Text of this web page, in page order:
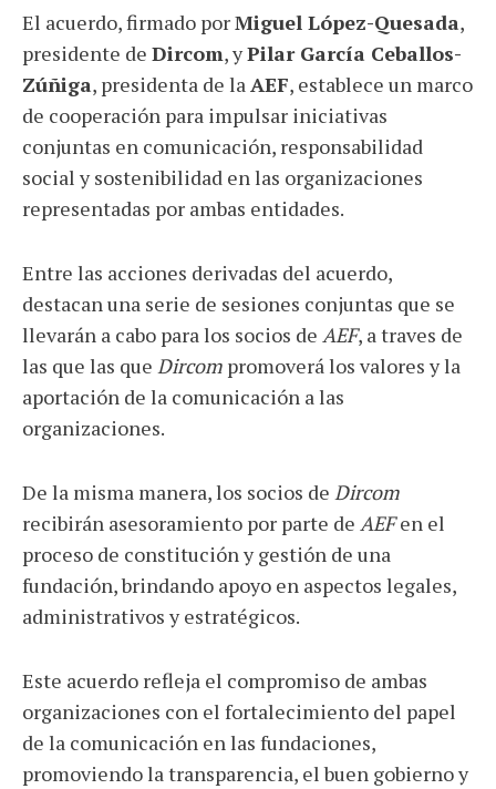
El acuerdo, firmado porMiguel López-Quesada,
presidente de Dircom, yPilar García Ceballos-
Zúñiga, presidenta de la AEF, establece un marco
de cooperación para impulsar iniciativas
conjuntas en comunicación, responsabilidad
social y sostenibilidad en las organizaciones
representadas por ambas entidades.
Entre las acciones derivadas del acuerdo,
destacan una serie de sesiones conjuntas que se
llevarán a cabo para los socios de AEF, a traves de
las que las que Dircom promoverá los valores y la
aportación de la comunicación a las
organizaciones.
De la misma manera, los socios de Dircom
recibirán asesoramiento por parte de AEFen el
proceso de constitución y gestión de una
fundación, brindando apoyo en aspectos legales,
administrativos y estratégicos.
Este acuerdo refleja el compromiso de ambas
organizaciones con el fortalecimiento del papel
de la comunicación en las fundaciones,
promoviendo la transparencia, el buen gobierno y